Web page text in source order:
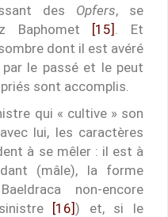
des Opfers, se
Baphomet [15]
. Et
dont il est avéré
par le passé et le peut
sont accomplis.
qui « cultive » son
lui, les caractères
à se mêler : il est à
(mâle), la forme
non-encore
[16]) et, si le